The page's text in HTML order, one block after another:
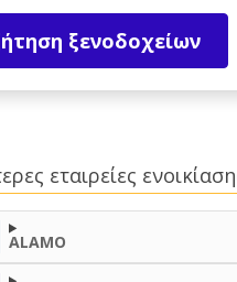
ξενοδοχείων
εταιρείες
ALAMO